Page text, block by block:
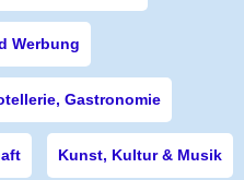
Werbung
Gastronomie
Kunst, Kultur & Musik